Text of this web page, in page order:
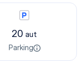
Parking
20aut
Parking